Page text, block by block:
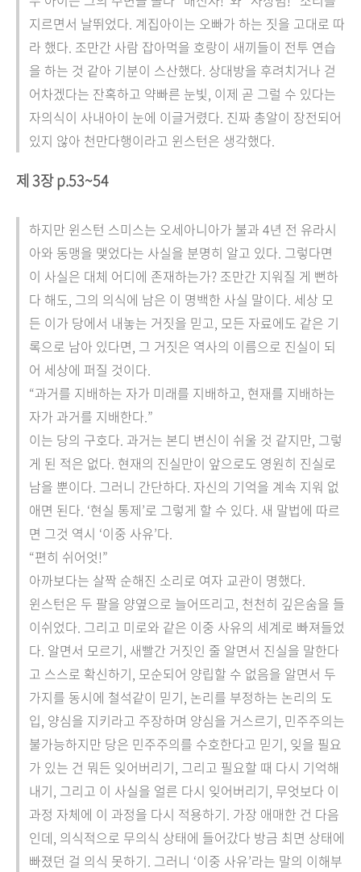
지르면서 날뛰었다. 계집아이는 오빠가 하는 짓을 고대로 따
라 했다. 조만간 사람 잡아먹을 호랑이 새끼들이 전투 연습
을 하는 것 같아 기분이 스산했다. 상대방을 후려치거나 걷
어차겠다는 잔혹하고 약빠른 눈빛, 이제 곧 그럴 수 있다는
자의식이 사내아이 눈에 이글거렸다. 진짜 총알이 장전되어
있지 않아 천만다행이라고 윈스턴은 생각했다.
제 3장 p.53~54
하지만 윈스턴 스미스는 오세아니아가 불과 4년 전 유라시
아와 동맹을 맺었다는 사실을 분명히 알고 있다. 그렇다면
이 사실은 대체 어디에 존재하는가? 조만간 지워질 게 뻔하
다 해도, 그의 의식에 남은 이 명백한 사실 말이다. 세상 모
든 이가 당에서 내놓는 거짓을 믿고, 모든 자료에도 같은 기
록으로 남아 있다면, 그 거짓은 역사의 이름으로 진실이 되
어 세상에 퍼질 것이다.
“과거를 지배하는 자가 미래를 지배하고, 현재를 지배하는
자가 과거를 지배한다.”
이는 당의 구호다. 과거는 본디 변신이 쉬울 것 같지만, 그렇
게 된 적은 없다. 현재의 진실만이 앞으로도 영원히 진실로
남을 뿐이다. 그러니 간단하다. 자신의 기억을 계속 지워 없
애면 된다. ‘현실 통제’로 그렇게 할 수 있다. 새 말법에 따르
면 그것 역시 ‘이중 사유’다.
“편히 쉬어엇!”
아까보다는 살짝 순해진 소리로 여자 교관이 명했다.
윈스턴은 두 팔을 양옆으로 늘어뜨리고, 천천히 깊은숨을 들
이쉬었다. 그리고 미로와 같은 이중 사유의 세계로 빠져들었
다. 알면서 모르기, 새빨간 거짓인 줄 알면서 진실을 말한다
고 스스로 확신하기, 모순되어 양립할 수 없음을 알면서 두
가지를 동시에 철석같이 믿기, 논리를 부정하는 논리의 도
입, 양심을 지키라고 주장하며 양심을 거스르기, 민주주의는
불가능하지만 당은 민주주의를 수호한다고 믿기, 잊을 필요
가 있는 건 뭐든 잊어버리기, 그리고 필요할 때 다시 기억해
내기, 그리고 이 사실을 얼른 다시 잊어버리기, 무엇보다 이
과정 자체에 이 과정을 다시 적용하기. 가장 애매한 건 다음
인데, 의식적으로 무의식 상태에 들어갔다 방금 최면 상태에
빠졌던 걸 의식 못하기. 그러니 ‘이중 사유’라는 말의 이해부